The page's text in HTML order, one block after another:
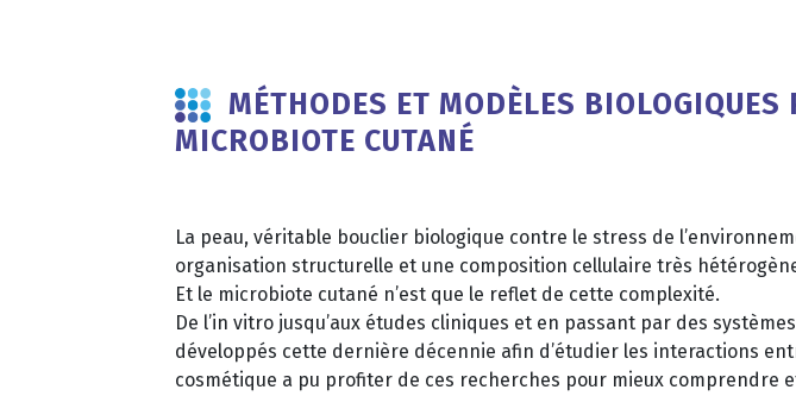
MÉTHODES ET MODÈLES BIOLOGIQUES
MICROBIOTE CUTANÉ
La peau, véritable bouclier biologique contre le stress de
organisation structurelle et une composition cellulaire très
Et le microbiote cutané n’est que le reflet de cette complexité.
De l’in vitro jusqu’aux études cliniques et en passant par des
développés cette dernière décennie afin d’étudier les interactions
cosmétique a pu profiter de ces recherches pour mieux